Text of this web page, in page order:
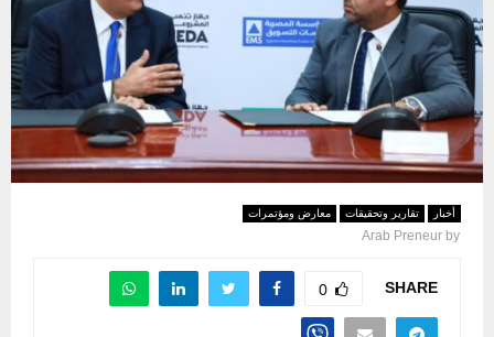
أخبار تقارير وتحقيقات معارض ومؤتمرات
by
Arab Preneur
SHARE
0